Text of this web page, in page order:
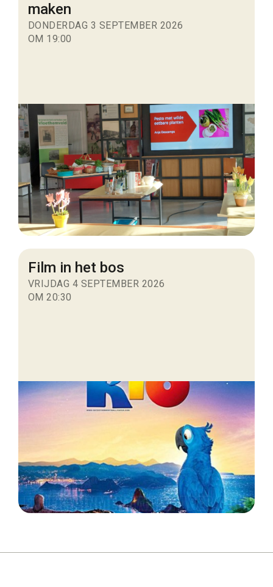
maken
DONDERDAG 3 SEPTEMBER 2026
OM 19:00
Film in het bos
VRIJDAG 4 SEPTEMBER 2026
OM 20:30